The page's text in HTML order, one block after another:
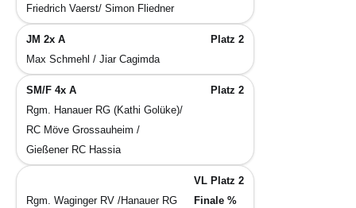
Friedrich Vaerst/ Simon Fliedner
JM 2x A
Max Schmehl / Jiar Cagimda
Platz 2
SM/F 4x A
Rgm. Hanauer RG (Kathi Golüke)/
RC Möve Grossauheim /
Gießener RC Hassia
Platz 2
Rgm. Waginger RV /Hanauer RG
VL Platz 2
Finale %